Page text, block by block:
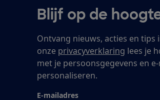
Blijf op de
Ontvang nieuws, acties en tips
onze privacyverklaring lees je
met je persoonsgegevens en
personaliseren.
E-mailadres